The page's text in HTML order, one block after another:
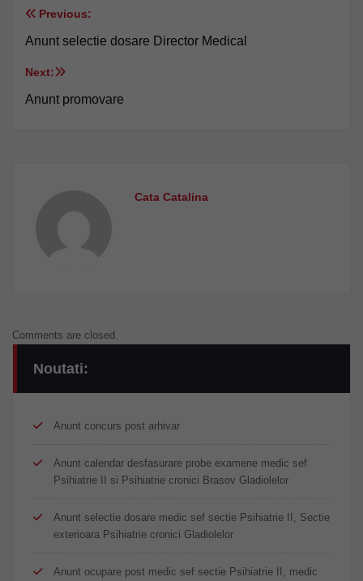
Navigare
articole
Previous:
Anunt selectie dosare Director Medical
Next:
Anunt promovare
Cata Catalina
Comments are closed.
Noutati:
Anunt concurs post arhivar
Anunt calendar desfasurare probe examene medic sef
Psihiatrie II si Psihiatrie cronici Brasov Gladiolelor
Anunt selectie dosare medic sef sectie Psihiatrie II, Sectie
exterioara Psihiatrie cronici Gladiolelor
Anunt ocupare post medic sef sectie Psihiatrie II, medic